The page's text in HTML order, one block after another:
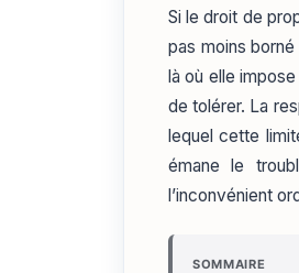
Si le droit de
pas moins
là où elle
de tolérer. La
lequel cette
émane le
l’inconvénient
SOMMAIRE